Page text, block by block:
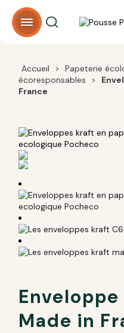
Panneau de gestion des cookies
Accueil > Papeterie
écoresponsables
>
France
Made in